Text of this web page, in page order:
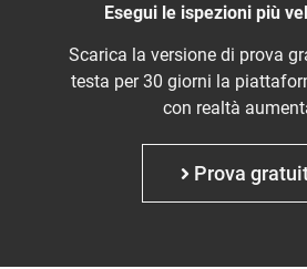
Esegui le ispezioni più
Scarica la versione di prova
testa per 30 giorni la
con realtà
Prova